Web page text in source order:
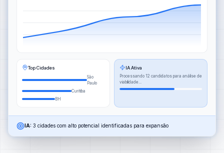
Top Cidades
São
Paulo
Curitiba
BH
IA Ativa
Processando 12 candidatos para análise de
viabilidade...
IA: 3 cidades com alto potencial identificadas para expansão